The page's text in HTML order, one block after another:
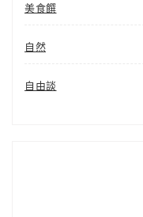
美食饌
自然
自由談